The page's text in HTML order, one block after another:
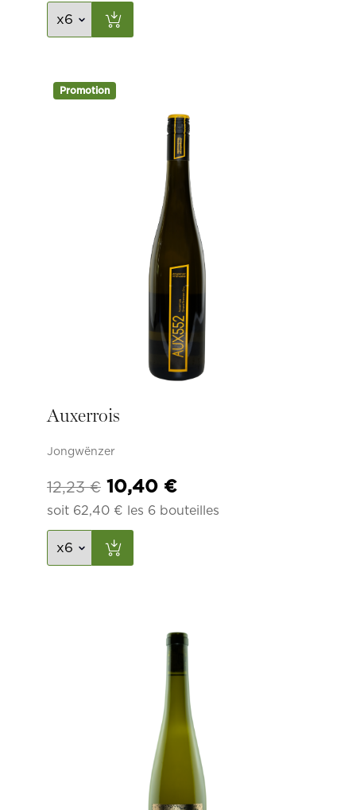
initial
était :
Promotion
Auxerrois
Jongwënzer
12,23€ Le
prix
initial
était :
10,40 €Le
prix
soit 62,40 € les 6 bouteilles